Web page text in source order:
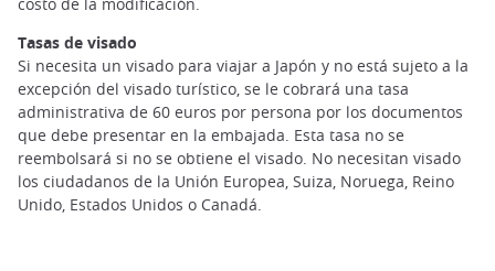
Tasas de visado
Si necesita un visado para viajar a Japón y no está sujeto a la
excepción del visado turístico, se le cobrará una tasa
administrativa de 60 euros por persona por los documentos
que debe presentar en la embajada. Esta tasa no se
reembolsará si no se obtiene el visado. No necesitan visado
los ciudadanos de la Unión Europea, Suiza, Noruega, Reino
Unido, Estados Unidos o Canadá.